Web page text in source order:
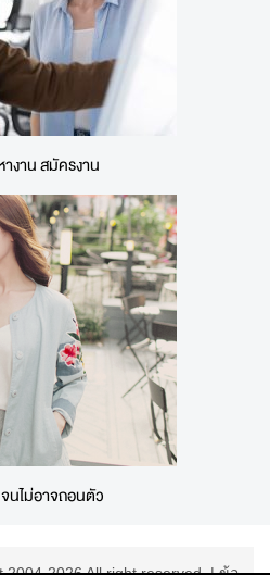
งาน สมัครงาน
นไม่อาจถอนตัว